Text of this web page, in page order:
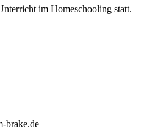
im Homeschooling statt.
brake.de